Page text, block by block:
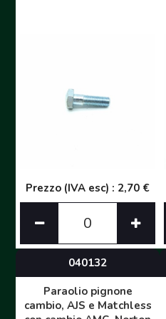
Prezzo (IVA esc) : 2,70 €
040132
Paraolio pignone
cambio, AJS e Matchless